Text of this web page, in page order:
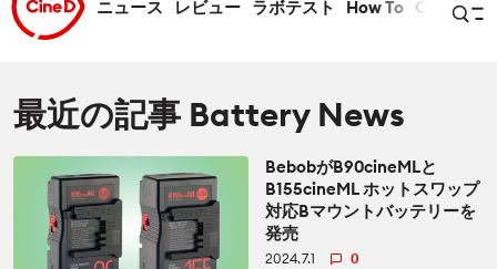
ニュース レビュー ラボテスト How To CineDビ
ログイン 登録
ニュース
全て ニュース
レビュー
最近の記事 Battery News
BebobがB90cineMLと
B155cineML ホットスワップ
対応Bマウントバッテリーを
発売
2024.7.1
0